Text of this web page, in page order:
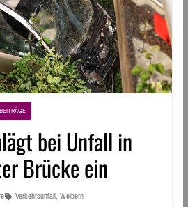
bei Unfall in
Brücke ein
Verkehrsunfall, Weibern